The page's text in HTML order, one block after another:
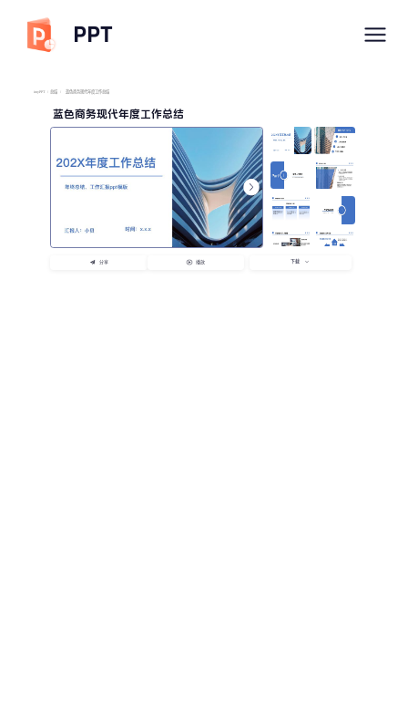
PPT
imyPPT / 总结 / 蓝色商务现代年度工作总结
蓝色商务现代年度工作总结
分享 播放 下载